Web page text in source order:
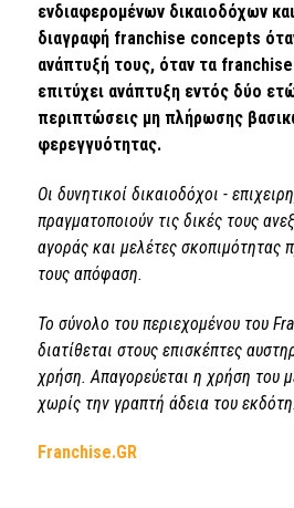
ενδιαφερομένων δικαιοδόχων
διαγραφή franchise concepts
ανάπτυξή τους, όταν τα
επιτύχει ανάπτυξη εντός δύο
περιπτώσεις μη πλήρωσης
φερεγγυότητας.
Οι δυνητικοί δικαιοδόχοι -
πραγματοποιούν τις δικές τους
αγοράς και μελέτες σκοπιμότητας
τους απόφαση.
Το σύνολο του περιεχομένου του
διατίθεται στους επισκέπτες
χρήση. Απαγορεύεται η χρήση του
χωρίς την γραπτή άδεια του εκδότη.
Franchise.GR